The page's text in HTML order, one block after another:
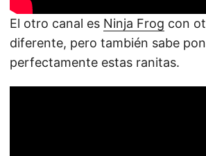
El otro canal es Ninja Frog con
diferente, pero también sabe
perfectamente estas ranitas.